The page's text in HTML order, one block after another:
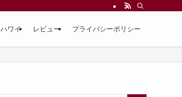
ハワイ レビュー プライバシーポリシー